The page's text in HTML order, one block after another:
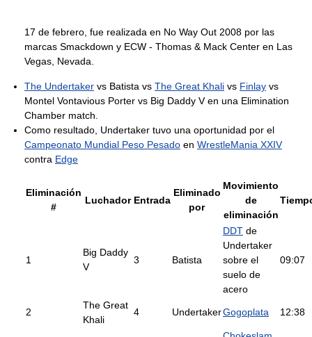
17 de febrero, fue realizada en No Way Out 2008 por las
marcas Smackdown y ECW - Thomas & Mack Center en Las
Vegas, Nevada.
The Undertaker vs Batista vs The Great Khali vs Finlay vs
Montel Vontavious Porter vs Big Daddy V en una Elimination
Chamber match.
Como resultado, Undertaker tuvo una oportunidad por el
Campeonato Mundial Peso Pesado en WrestleMania XXIV
contra Edge
Eliminación
#
Luchador Entrada
Eliminado
por
Movimiento
de
eliminación
1
Big Daddy
V
3 Batista
DDT de
Undertaker
sobre el
suelo de
acero
09:07
2
The Great
Khali
4 UndertakerGogoplata 12:38